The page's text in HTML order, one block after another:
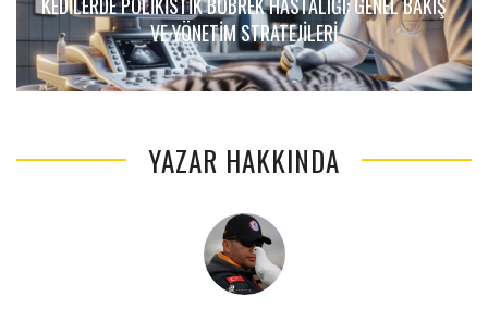
VE YÖNETIM STRATEJILERI
YAZAR HAKKINDA